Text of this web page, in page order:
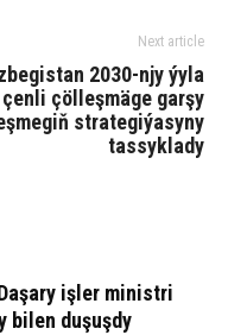
Next article
2030-njy ýyla
çenli çölleşmäge garşy
strategiýasyny
tassyklady
işler ministri
bilen duşuşdy